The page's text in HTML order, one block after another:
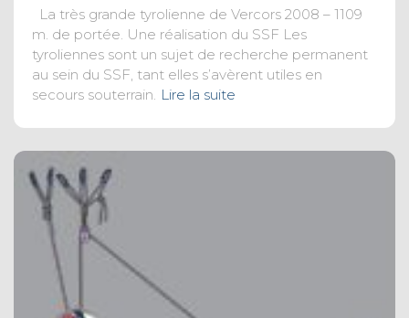
La très grande tyrolienne de Vercors 2008 – 1109
m. de portée. Une réalisation du SSF Les
tyroliennes sont un sujet de recherche permanent
au sein du SSF, tant elles s’avèrent utiles en
secours souterrain. Lire la suite